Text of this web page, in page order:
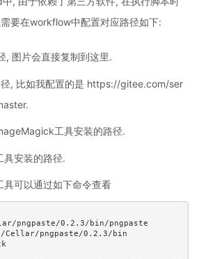
要在workflow中配置对应路径如下:
, 图片会直接复制到这里.
, 比如我配置的是 https://gitee.com/ser
工具安装的路径.
具安装的路径.
可以通过如下命令查看
pngpaste/0.2.3/bin/pngpaste
Cellar/pngpaste/0.2.3/bin